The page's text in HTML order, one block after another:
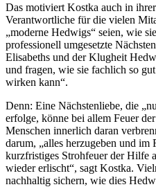
Das motiviert Kostka auch in
Verantwortliche für die vielen
„moderne Hedwigs“ seien, wie
professionell umgesetzte
Elisabeths und der Klugheit
und fragen, wie sie fachlich so
wirken kann“.
Denn: Eine Nächstenliebe, die
erfolge, könne bei allem Feuer
Menschen innerlich daran
darum, „alles herzugeben und im
kurzfristiges Strohfeuer der Hilfe
wieder erlischt“, sagt Kostka.
nachhaltig sichern, wie dies